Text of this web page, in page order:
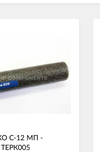
С-12 МП -
ТЕРК005